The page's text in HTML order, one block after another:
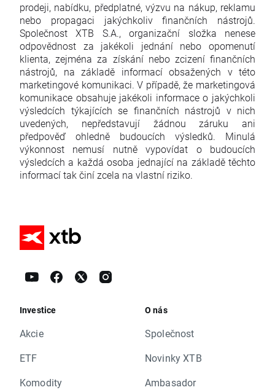
prodeji, nabídku, předplatné, výzvu na nákup, reklamu
nebo propagaci jakýchkoliv finančních nástrojů.
Společnost XTB S.A., organizační složka nenese
odpovědnost za jakékoli jednání nebo opomenutí
klienta, zejména za získání nebo zcizení finančních
nástrojů, na základě informací obsažených v této
marketingové komunikaci. V případě, že marketingová
komunikace obsahuje jakékoli informace o jakýchkoli
výsledcích týkajících se finančních nástrojů v nich
uvedených, nepředstavují žádnou záruku ani
předpověď ohledně budoucích výsledků. Minulá
výkonnost nemusí nutně vypovídat o budoucích
výsledcích a každá osoba jednající na základě těchto
informací tak činí zcela na vlastní riziko.
Investice
Akcie
ETF
Komodity
O nás
Společnost
Novinky XTB
Ambasador